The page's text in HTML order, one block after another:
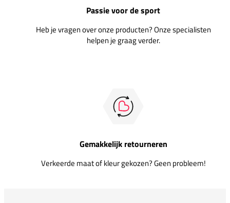
Passie voor de sport
Heb je vragen over onze producten? Onze specialisten
helpen je graag verder.
Gemakkelijk retourneren
Verkeerde maat of kleur gekozen? Geen probleem!